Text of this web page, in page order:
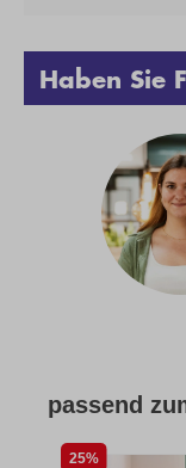
Haben Sie
passend
25%